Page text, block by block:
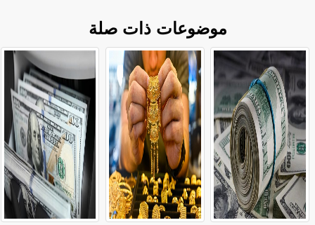
موضوعات ذات صلة